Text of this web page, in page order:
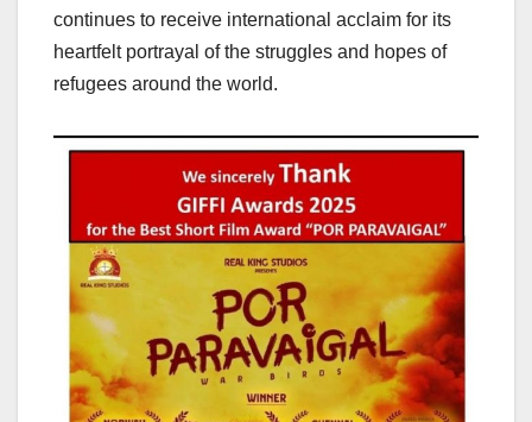
continues to receive international acclaim for its
heartfelt portrayal of the struggles and hopes of
refugees around the world.